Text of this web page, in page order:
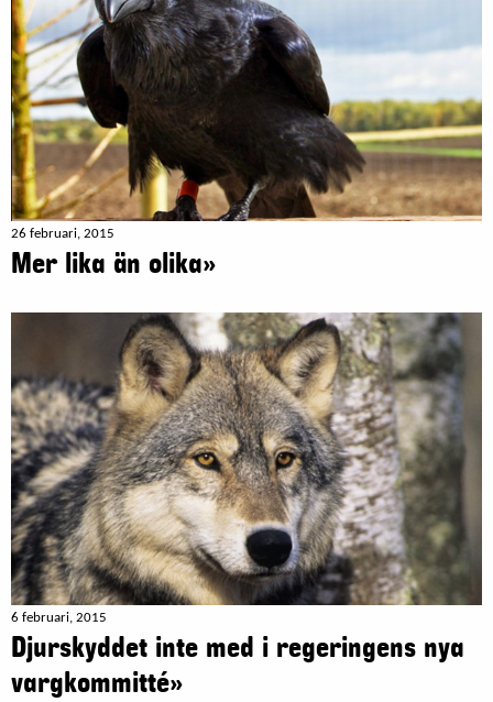
26 februari, 2015
Mer lika än olika»
6 februari, 2015
Djurskyddet inte med i regeringens nya
vargkommitté»